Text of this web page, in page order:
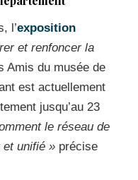
l’exposition
et renfoncer la
Amis du musée de
est actuellement
jusqu’au 23
le réseau de
et unifié » précise